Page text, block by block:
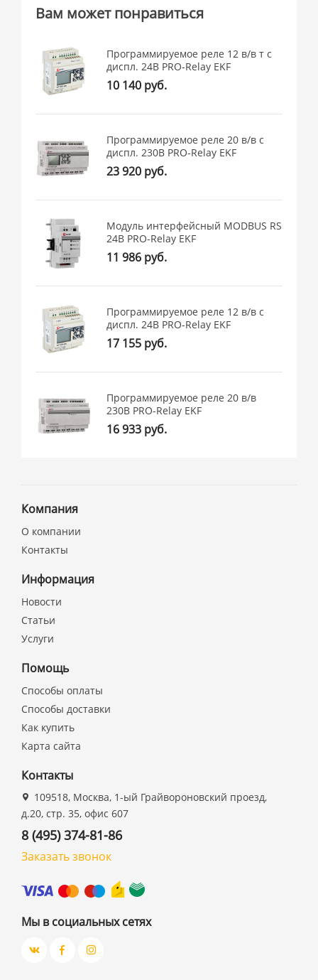
Вам может понравиться
Программируемое реле 12 в/в т с
диспл. 24В PRO-Relay EKF
10 140 руб.
Программируемое реле 20 в/в с
диспл. 230В PRO-Relay EKF
23 920 руб.
Модуль интерфейсный MODBUS RS
24В PRO-Relay EKF
11 986 руб.
Программируемое реле 12 в/в с
диспл. 24В PRO-Relay EKF
17 155 руб.
Программируемое реле 20 в/в
230В PRO-Relay EKF
16 933 руб.
Компания
О компании
Контакты
Информация
Новости
Статьи
Услуги
Помощь
Способы оплаты
Способы доставки
Как купить
Карта сайта
Контакты
109518, Москва, 1-ый Грайвороновский проезд,
д.20, стр. 35, офис 607
8 (495) 374-81-86
Заказать звонок
Мы в социальных сетях